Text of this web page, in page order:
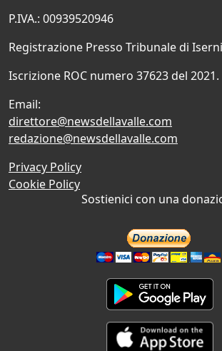
P.IVA.: 00939520946
Registrazione Presso Tribunale di
Iscrizione ROC numero 37623 del 2021.
Email:
direttore@newsdellavalle.com
redazione@newsdellavalle.com
Privacy Policy
Cookie Policy
Sostienici con una